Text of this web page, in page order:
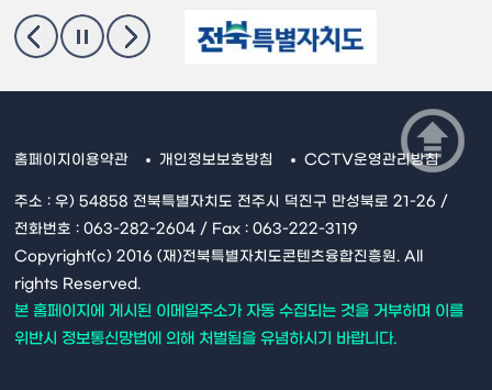
홈페이지이용약관 개인정보보호방침 CCTV운영관리방침
주소 : 우) 54858 전북특별자치도 전주시 덕진구 만성북로 21-26 /
전화번호 : 063-282-2604 / Fax : 063-222-3119
Copyright(c) 2016 (재)전북특별자치도콘텐츠융합진흥원. All
rights Reserved.
본 홈페이지에 게시된 이메일주소가 자동 수집되는 것을 거부하며 이를
위반시 정보통신망법에 의해 처벌됨을 유념하시기 바랍니다.